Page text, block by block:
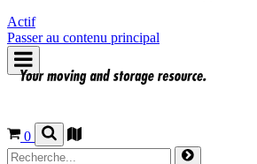
Actif
Passer au contenu principal
0